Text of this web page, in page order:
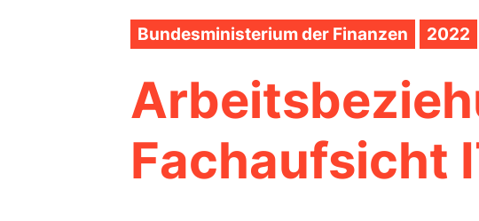
Bundesministerium der Finanzen 2022
Fachaufsicht